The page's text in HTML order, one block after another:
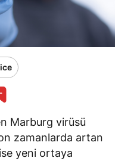
Marburg virüsü
zamanlarda artan
yeni ortaya